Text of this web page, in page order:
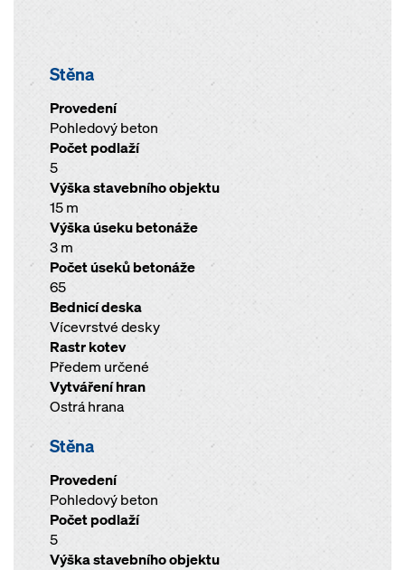
Stěna
Provedení
Pohledový beton
Počet podlaží
5
Výška stavebního objektu
15 m
Výška úseku betonáže
3 m
Počet úseků betonáže
65
Bednicí deska
Vícevrstvé desky
Rastr kotev
Předem určené
Vytváření hran
Ostrá hrana
Stěna
Provedení
Pohledový beton
Počet podlaží
5
Výška stavebního objektu